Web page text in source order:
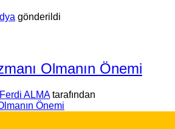
gönderildi
Olmanın Önemi
Ferdi ALMAtarafından